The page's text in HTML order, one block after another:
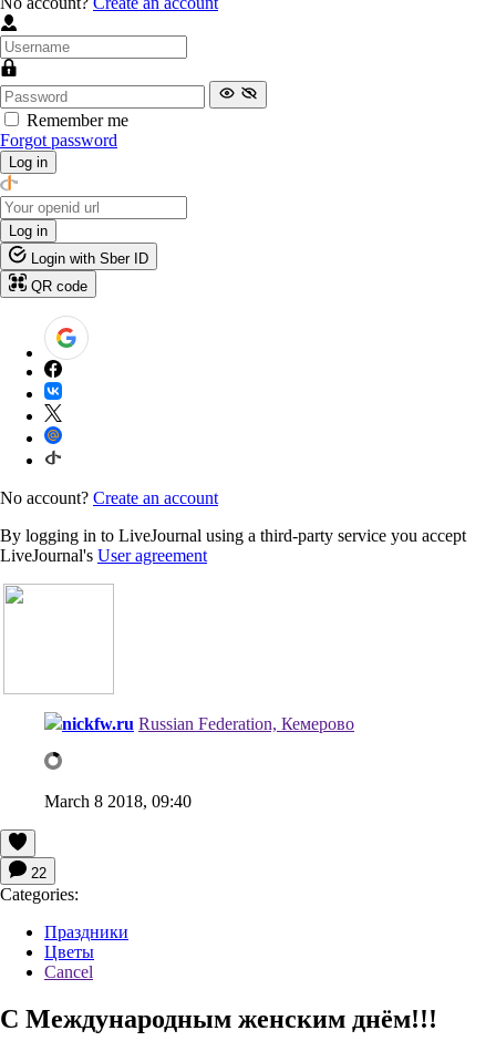
Remember me
Forgot password
Log in
Log in
Login with Sber ID
QR code
No account? Create an account
By logging in to LiveJournal using a third-party service you accept
LiveJournal's User agreement
nickfw.ru Russian Federation, Кемерово
March 8 2018, 09:40
22
Categories:
Праздники
Цветы
Cancel
С Международным женским днём!!!